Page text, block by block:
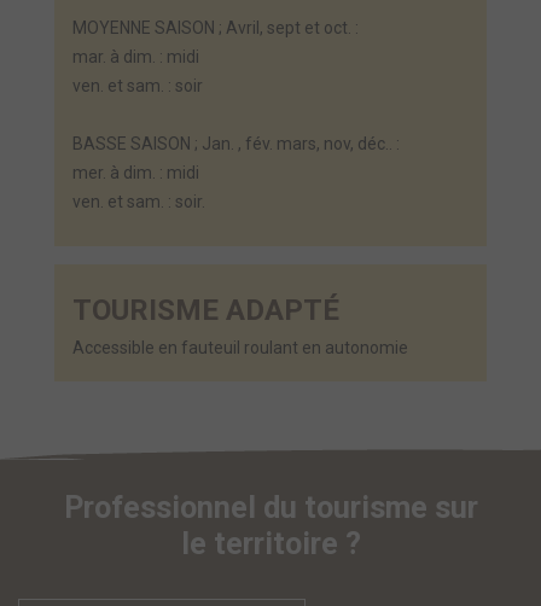
MOYENNE SAISON ; Avril, sept et oct. :
mar. à dim. : midi
ven. et sam. : soir
BASSE SAISON ; Jan. , fév. mars, nov, déc.. :
mer. à dim. : midi
ven. et sam. : soir.
TOURISME ADAPTÉ
Accessible en fauteuil roulant en autonomie
Professionnel du tourisme sur
le territoire ?